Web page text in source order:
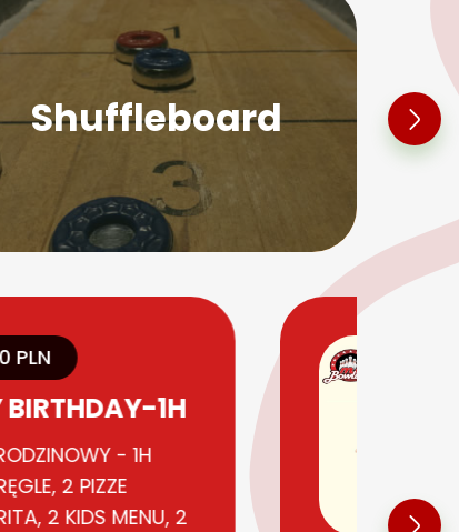
Shuffleboard
PLN
BIRTHDAY-1H
- 1H
2 PIZZE
2 KIDS MENU, 2